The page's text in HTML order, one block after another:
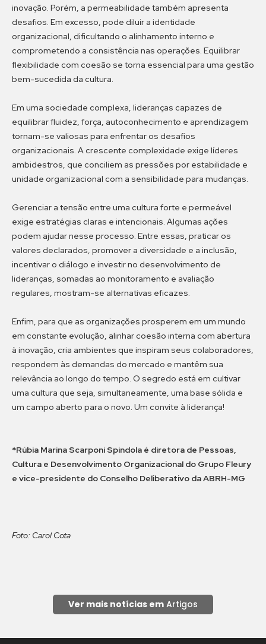
inovação. Porém, a permeabilidade também apresenta
desafios. Em excesso, pode diluir a identidade
organizacional, dificultando o alinhamento interno e
comprometendo a consistência nas operações. Equilibrar
flexibilidade com coesão se torna essencial para uma gestão
bem-sucedida da cultura.
Em uma sociedade complexa, lideranças capazes de
equilibrar fluidez, força, autoconhecimento e aprendizagem
tornam-se valiosas para enfrentar os desafios
organizacionais. A crescente complexidade exige líderes
ambidestros, que conciliem as pressões por estabilidade e
unidade organizacional com a sensibilidade para mudanças.
Gerenciar a tensão entre uma cultura forte e permeável
exige estratégias claras e intencionais. Algumas ações
podem ajudar nesse processo. Entre essas, praticar os
valores declarados, promover a diversidade e a inclusão,
incentivar o diálogo e investir no desenvolvimento de
lideranças, somadas ao monitoramento e avaliação
regulares, mostram-se alternativas eficazes.
Enfim, para que as organizações prosperem em um mundo
em constante evolução, alinhar coesão interna com abertura
à inovação, cria ambientes que inspiram seus colaboradores,
respondem às demandas do mercado e mantêm sua
relevância ao longo do tempo. O segredo está em cultivar
uma cultura que seja, simultaneamente, uma base sólida e
um campo aberto para o novo. Um convite à liderança!
*Rúbia Marina Scarponi Spindola é diretora de Pessoas,
Cultura e Desenvolvimento Organizacional do Grupo Fleury
e vice-presidente do Conselho Deliberativo da ABRH-MG
Foto: Carol Cota
Ver mais notícias em Artigos